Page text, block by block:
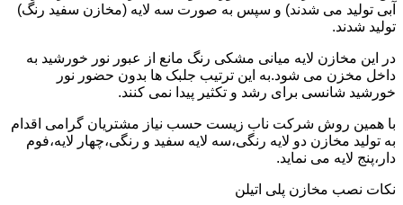
آبی تولید می شدند) و سپس به صورت سه لایه (مخازن سفید رنگ)
تولید شدند.
در این مخازن لایه میانی مشکی رنگ مانع از عبور نور خورشید به
داخل مخزن می شود.به این ترتیب جلبک ها بدون حضور نور
خورشید شانسی برای رشد و تکثیر پیدا نمی کنند.
با همین روش شرکت ناب زیست حسب نیاز مشتریان گرامی اقدام
به تولید مخازن دو لایه رنگی،سه لایه سفید و رنگی،چهار لایه،فوم
دار،پنج لایه می نماید.
نکات نصب مخازن پلی اتیلن